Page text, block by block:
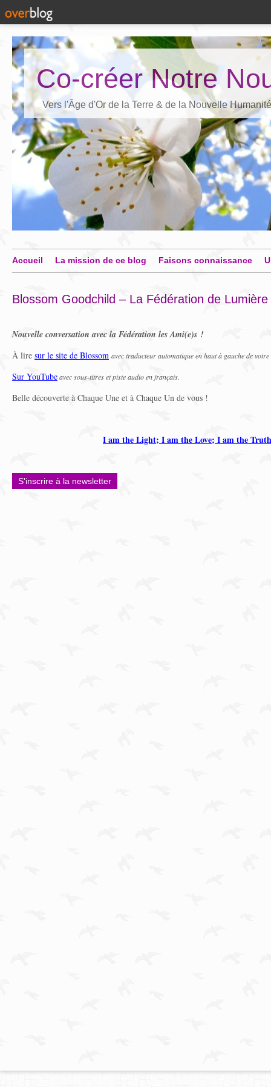
Co-créer Notre
Vers l'Âge d'Or de la Terre & de la Nouvelle Humanité
Accueil La mission de ce blog Faisons connaissance
Blossom Goodchild – La Fédération de
Nouvelle conversation avec la Fédération les Ami(e)s !
À lire sur le site de Blossom avec traducteur automatique en haut à gauche de
Sur YouTubeavec sous-titres et piste audio en français.
Belle découverte à Chaque Une et à Chaque Un de vous !
I am the Light; I am the Love; I am the
S'inscrire à la newsletter